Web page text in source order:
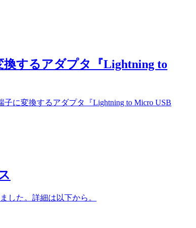
するアダプタ『Lightning to
に変換するアダプタ『Lightning to Micro USB
した。詳細は以下から。